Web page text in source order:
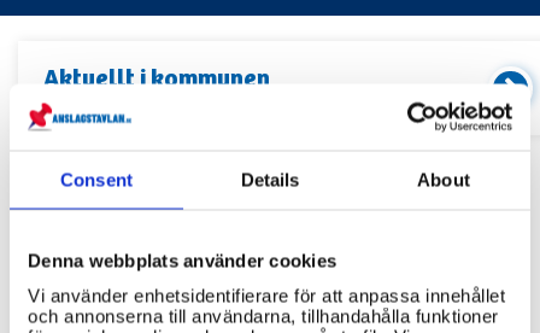
Consent Details About
Denna webbplats använder cookies
Vi använder enhetsidentifierare för att anpassa innehållet
och annonserna till användarna, tillhandahålla funktioner
Aktuellt i kommunen
Kommande event och information
Relaterade länkar
Servicekontor
Bibliotek